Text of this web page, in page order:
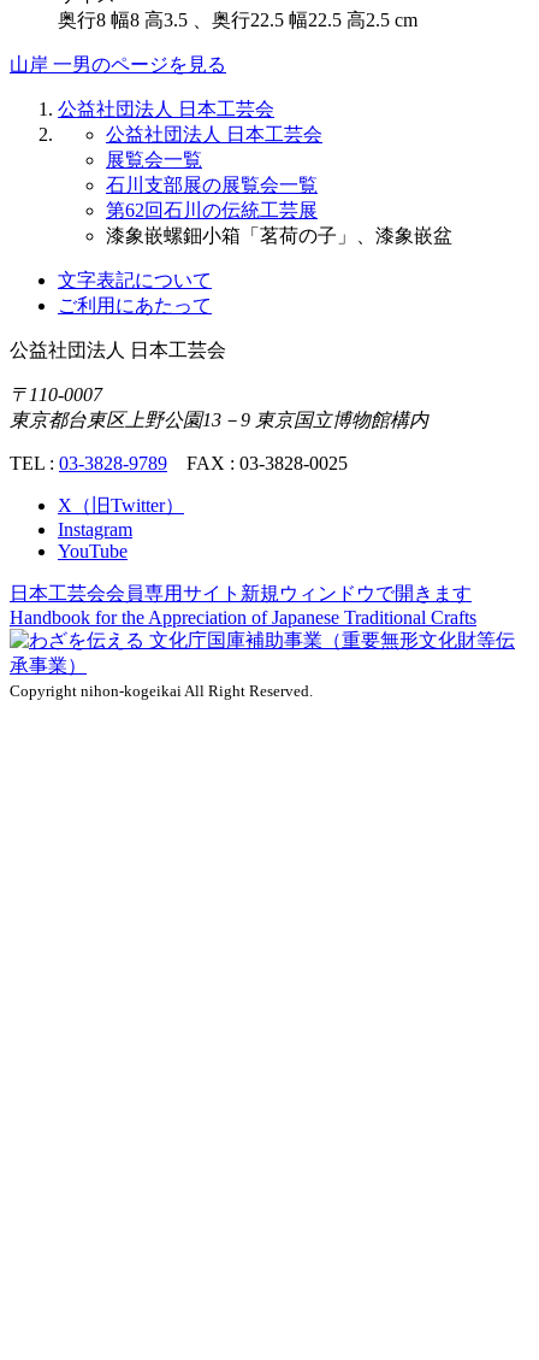
奥行8 幅8 高3.5 、奥行22.5 幅22.5 高2.5 cm
山岸 一男のページを見る
公益社団法人 日本工芸会
公益社団法人 日本工芸会
展覧会一覧
石川支部展の展覧会一覧
第62回石川の伝統工芸展
漆象嵌螺鈿小箱「茗荷の子」、漆象嵌盆
文字表記について
ご利用にあたって
公益社団法人 日本工芸会
〒110-0007
東京都台東区上野公園13－9 東京国立博物館構内
TEL : 03-3828-9789 FAX : 03-3828-0025
X（旧Twitter）
Instagram
YouTube
日本工芸会会員専用サイト 新規ウィンドウで開きます
Handbook for the Appreciation ofJapanese Traditional Crafts
Copyright nihon-kogeikai All Right Reserved.